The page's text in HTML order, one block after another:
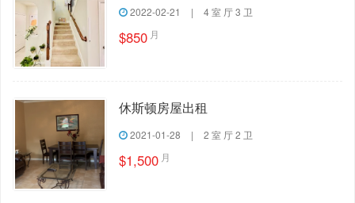
2022-02-21 | 4 室 厅 3 卫
$850 月
休斯顿房屋出租
2021-01-28 | 2 室 厅 2 卫
$1,500 月